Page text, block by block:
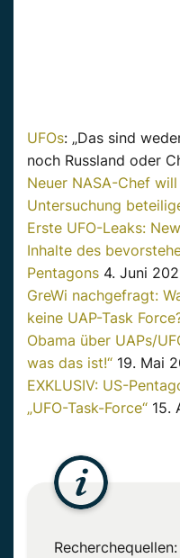
UFOs: „Das sind
noch Russland oder
Neuer NASA-Chef
Untersuchung
Erste UFO-Leaks:
Inhalte des
Pentagons 4. Juni
GreWi nachgefragt:
keine UAP-Task
Obama über UAPs/
was das ist!“ 19. Mai
EXKLUSIV: US-
„UFO-Task-Force“ 15.